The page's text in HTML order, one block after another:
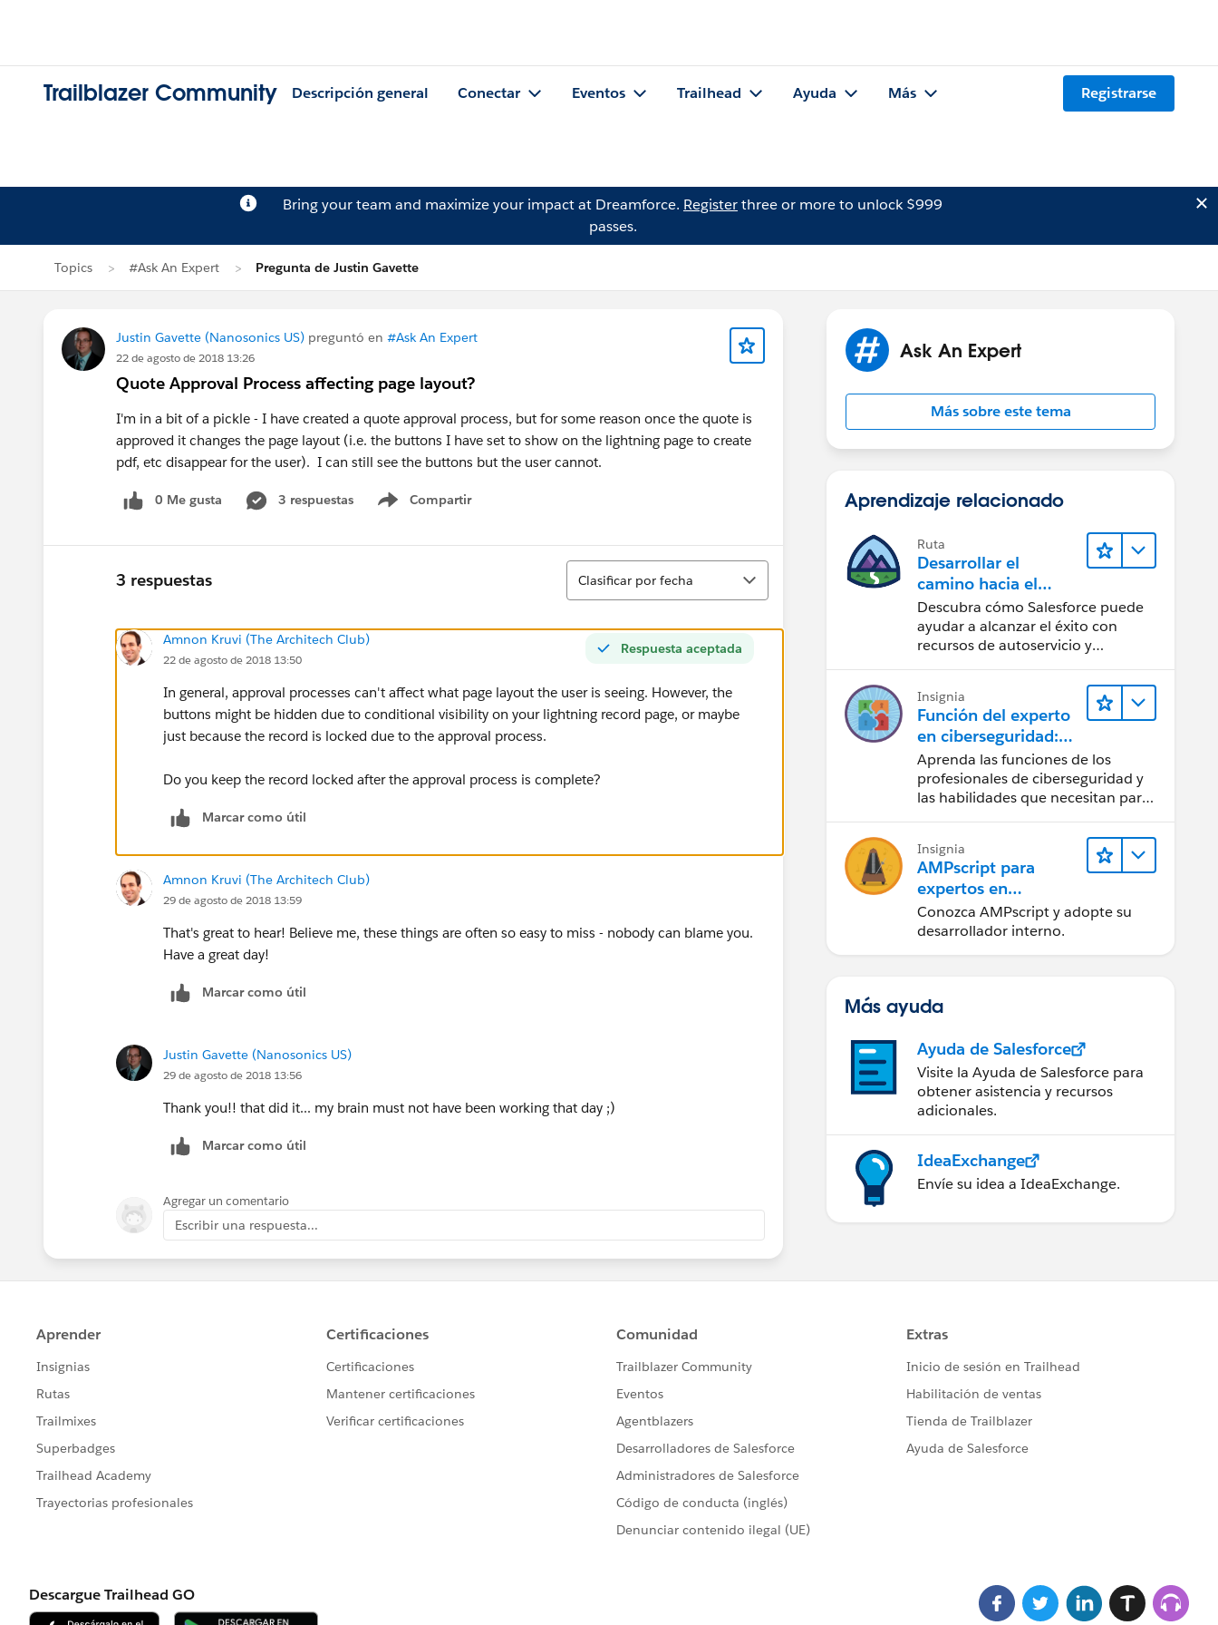
Trailblazer Community Descripción general Conectar Eventos Trailhead Ayuda Más Registrarse
Bring your team and maximize your impact at Dreamforce. Registerthree or more to unlock $999
passes.
Topics #Ask An Expert Pregunta de Justin Gavette
Justin Gavette (Nanosonics US) preguntó en #Ask An Expert
22 de agosto de 2018 13:26
Quote Approval Process affecting page layout?
I'm in a bit of a pickle - I have created a quote approval process, but for some reason once the quote is
approved it changes the page layout (i.e. the buttons I have set to show on the lightning page to create
pdf, etc disappear for the user). I can still see the buttons but the user cannot.
0 Me gusta 3 respuestas Compartir
Show menu
3 respuestas
Ordenar
Clasificar por fecha
Respuesta aceptada
Amnon Kruvi (The Architech Club)
22 de agosto de 2018 13:50
In general, approval processes can't affect what page layout the user is seeing. However, the
buttons might be hidden due to conditional visibility on your lightning record page, or maybe
just because the record is locked due to the approval process.
Do you keep the record locked after the approval process is complete?
Marcar como útil
Amnon Kruvi (The Architech Club)
29 de agosto de 2018 13:59
That's great to hear! Believe me, these things are often so easy to miss - nobody can blame you.
Have a great day!
Marcar como útil
Justin Gavette (Nanosonics US)
29 de agosto de 2018 13:56
Thank you!! that did it... my brain must not have been working that day ;)
Marcar como útil
Agregar un comentario
Escribir una respuesta...
Ask An Expert
Más sobre este tema
Aprendizaje relacionado
Ruta
Desarrollar el
camino hacia el
éxito de la IA con
Salesforce
Descubra cómo Salesforce puede
ayudar a alcanzar el éxito con
recursos de autoservicio y
CRM, Agentforce y expertos en
datos.
Insignia
Función del experto
en ciberseguridad:
Vistazo rápido
Aprenda las funciones de los
profesionales de ciberseguridad y
las habilidades que necesitan para
Insignia
AMPscript para
expertos en
marketing
Conozca AMPscript y adopte su
desarrollador interno.
Más ayuda
Ayuda de Salesforce
Visite la Ayuda de Salesforce para
obtener asistencia y recursos
adicionales.
IdeaExchange
Envíe su idea a IdeaExchange.